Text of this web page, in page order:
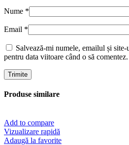
Nume *
Email *
Salvează-mi numele, emailul și
pentru data viitoare când o să comentez.
Produse similare
Add to compare
Vizualizare rapidă
Adaugă la favorite